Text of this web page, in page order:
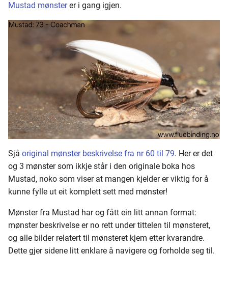
Mustad mønsterer i gang igjen.
Sjå original mønster beskrivelse fra nr 60 til 79. Her er det
og 3 mønster som ikkje står i den originale boka hos
Mustad, noko som viser at mangen kjelder er viktig for å
kunne fylle ut eit komplett sett med mønster!
Mønster fra Mustad har og fått ein litt annan format:
mønster beskrivelse er no rett under tittelen til mønsteret,
og alle bilder relatert til mønsteret kjem etter kvarandre.
Dette gjer sidene litt enklare å navigere og forholde seg til.